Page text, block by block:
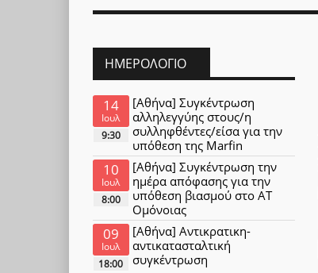
ΗΜΕΡΟΛΌΓΙΟ
14
Ιουλ
9:30
[Αθήνα] Συγκέντρωση
αλληλεγγύης στους/η
συλληφθέντες/είσα για την
υπόθεση της Marfin
10
Ιουλ
8:00
[Αθήνα] Συγκέντρωση την
ημέρα απόφασης για την
υπόθεση βιασμού στο ΑΤ
Ομόνοιας
09
Ιουλ
18:00
[Αθήνα] Αντικρατικη-
αντικατασταλτική
συγκέντρωση